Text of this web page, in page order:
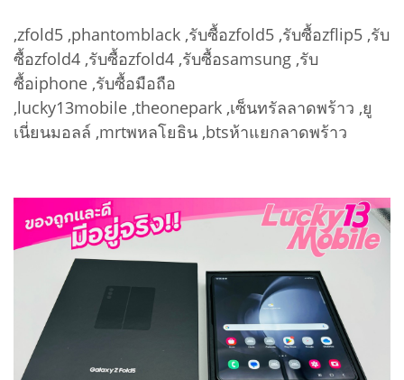
,zfold5 ,phantomblack ,รับซื้อzfold5 ,รับซื้อzflip5 ,รับ
ซื้อzfold4 ,รับซื้อzfold4 ,รับซื้อsamsung ,รับ
ซื้อiphone ,รับซื้อมือถือ
,lucky13mobile ,theonepark ,เซ็นทรัลลาดพร้าว ,ยู
เนี่ยนมอลล์ ,mrtพหลโยธิน ,btsห้าแยกลาดพร้าว